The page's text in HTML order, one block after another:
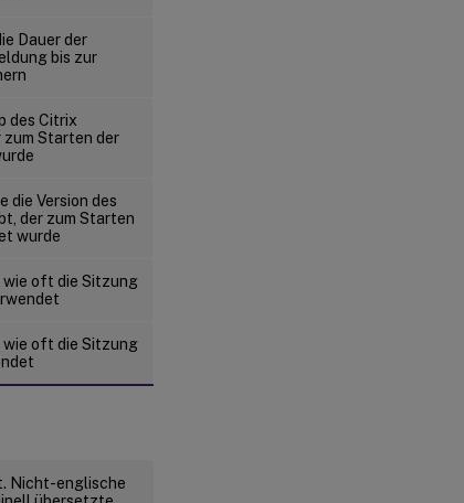
Dauer der
bis zur
des Citrix
zum Starten der
die Version des
der zum Starten
wurde
wie oft die Sitzung
wie oft die Sitzung
Nicht-englische